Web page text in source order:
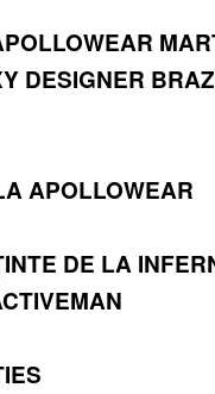
DESIGNER
APOLLOWEAR
DE LA